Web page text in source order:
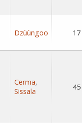
Dzùùngoo 17
Cerma,
Sissala
45